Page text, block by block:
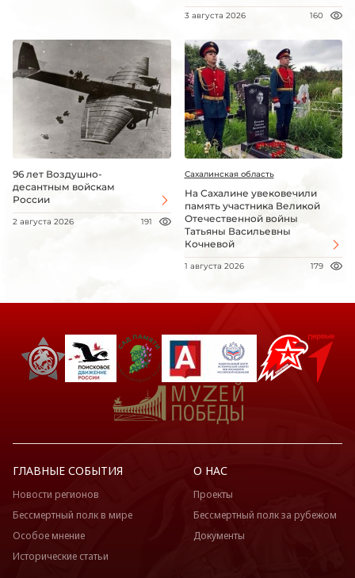
3 августа 2026 160
96 лет Воздушно-
десантным войскам
России
2 августа 2026 191
Сахалинская область
На Сахалине увековечили
память участника Великой
Отечественной войны
Татьяны Васильевны
Кочневой
1 августа 2026 179
ГЛАВНЫЕ СОБЫТИЯ
Новости регионов
Бессмертный полк в мире
Особое мнение
Исторические статьи
О НАС
Проекты
Бессмертный полк за рубежом
Документы